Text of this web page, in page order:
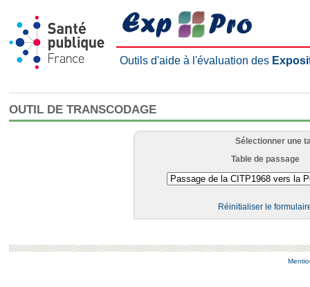
Outils d'aide à l'évaluation des
OUTIL DE TRANSCODAGE
Sélectionner une
Table de passage
Réinitialiser le